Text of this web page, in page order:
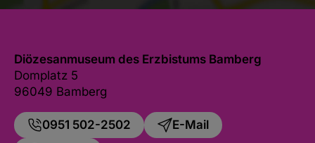
Diözesanmuseum des Erzbistums Bamberg
Domplatz 5
96049 Bamberg
0951 502-2502
E-Mail